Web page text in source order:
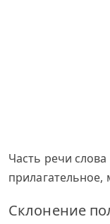
Часть речи
прилагательное,
Склонение